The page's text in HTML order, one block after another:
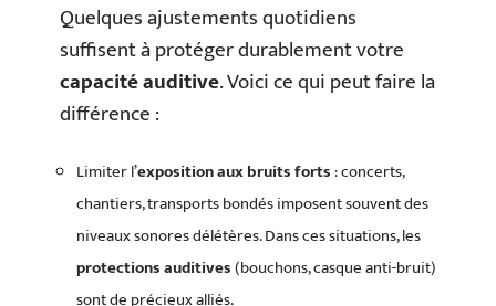
Quelques ajustements quotidiens
suffisent à protéger durablement votre
capacité auditive. Voici ce qui peut faire la
différence :
Limiter l’exposition aux bruits forts: concerts,
chantiers, transports bondés imposent souvent des
niveaux sonores délétères. Dans ces situations, les
protections auditives(bouchons, casque anti-bruit)
sont de précieux alliés.